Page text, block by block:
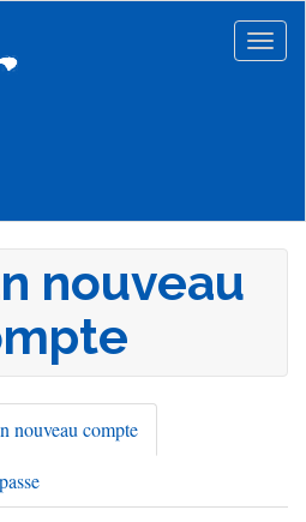
nouveau
nouveau compte
actif)